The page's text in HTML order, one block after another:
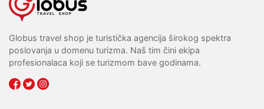
Globus travel shop je turistička agencija širokog spektra
poslovanja u domenu turizma. Naš tim čini ekipa
profesionalaca koji se turizmom bave godinama.